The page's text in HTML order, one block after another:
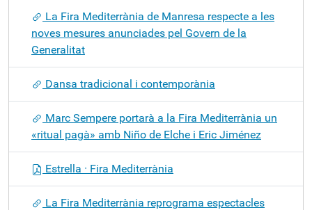
La Fira Mediterrània de Manresa respecte a les
noves mesures anunciades pel Govern de la
Generalitat
Dansa tradicional i contemporània
Marc Sempere portarà a la Fira Mediterrània un
«ritual pagà» amb Niño de Elche i Eric Jiménez
Estrella · Fira Mediterrània
La Fira Mediterrània reprograma espectacles